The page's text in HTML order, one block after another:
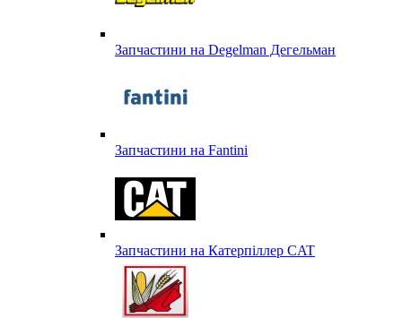
Запчастини на Degelman Дегельман
Запчастини на Fantini
Запчастини на Катерпіллер CAT